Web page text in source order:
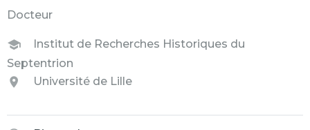
Docteur
Institut de Recherches Historiques du
Septentrion
Université de Lille